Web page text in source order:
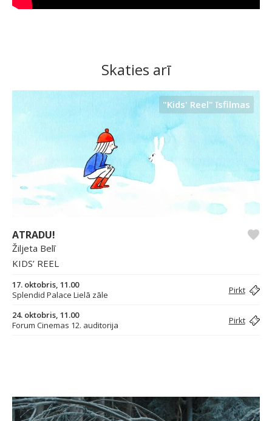
Skaties arī
"Kids' Reel" īsfilmas
ATRADU!
Žiljeta Belī
KIDS’ REEL
17. oktobris, 11.00
Splendid Palace Lielā zāle
Pirkt
24. oktobris, 11.00
Forum Cinemas 12. auditorija
Pirkt